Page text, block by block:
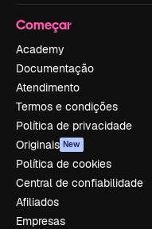
Começar
Academy
Documentação
Atendimento
Termos e condições
Política de privacidade
Originais New
Política de cookies
Central de confiabilidade
Afiliados
Empresas